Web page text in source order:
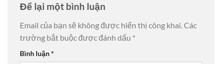
Để lại một bình luận
Email của bạn sẽ không được hiển thị công khai. Các
trường bắt buộc được đánh dấu *
Bình luận*